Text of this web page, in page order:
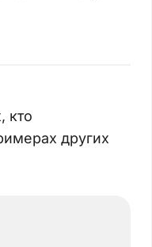
кто
других